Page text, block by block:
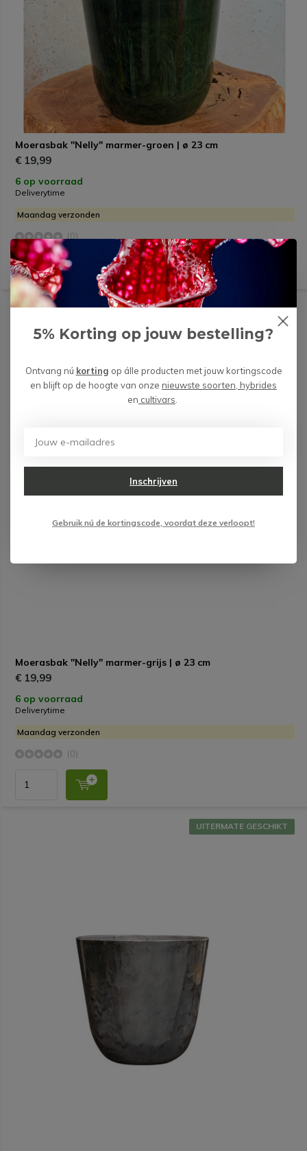
Moerasbak "Nelly" marmer-groen | ø 23 cm
€ 19,99
6 op voorraad
Deliverytime
Maandag verzonden
(0)
Moerasbak "Nelly" marmer-grijs | ø 23 cm
UITERMATE GESCHIKT
€ 19,99
6 op voorraad
Deliverytime
Maandag verzonden
(0)
UITERMATE GESCHIKT
5% Korting op jouw bestelling?
Ontvang nú korting op álle producten met jouw kortingscode
en blijft op de hoogte van onze nieuwste soorten, hybrides
en cultivars
Inschrijven
Gebruik nú de kortingscode, voordat deze verloopt!